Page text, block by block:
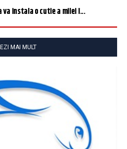
instala o cutie a milei î...
MAI MULT